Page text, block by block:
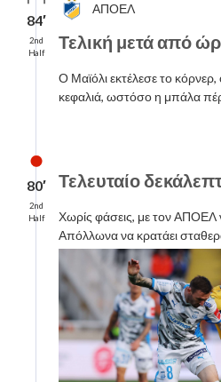
84′
2nd
Half
ΑΠΟΕΛ
Τελική μετά από
Ο Μαϊόλι εκτέλεσε το
κεφαλιά, ωστόσο η μπάλα
80′
2nd
Half
Τελευταίο
Χωρίς φάσεις, με τον ΑΠΟΕΛ
Απόλλωνα να κρατάει